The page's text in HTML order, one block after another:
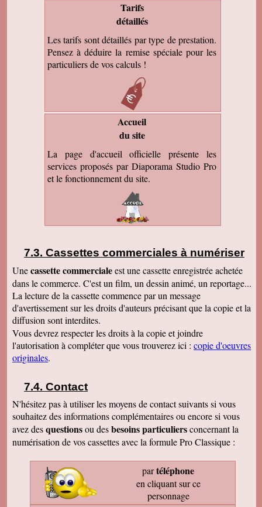
Tarifs
détaillés
Les tarifs sont détaillés par type de prestation.
Pensez à déduire la remise spéciale pour les
particuliers de vos calculs !
Accueil
du site
La page d'accueil officielle présente les
services proposés par Diaporama Studio Pro
et le fonctionnement du site.
Cassettes commerciales à numériser
Unecassette commercialeest une cassette enregistrée achetée
dans le commerce. C'est un film, un dessin animé, un reportage...
La lecture de la cassette commence par un message
d'avertissement sur les droits d'auteurs précisant que la copie et la
diffusion sont interdites.
Vous devrez respecter les droits à la copie et joindre
l'autorisation à compléter que vous trouverez ici : copie d'oeuvres
originales.
Contact
N'hésitez pas à utiliser les moyens de contact suivants si vous
souhaitez des informations complémentaires ou encore si vous
avez desquestionsou desbesoins particuliersconcernant la
numérisation de vos cassettes avec la formule Pro Classique :
partéléphone
en cliquant sur ce
personnage